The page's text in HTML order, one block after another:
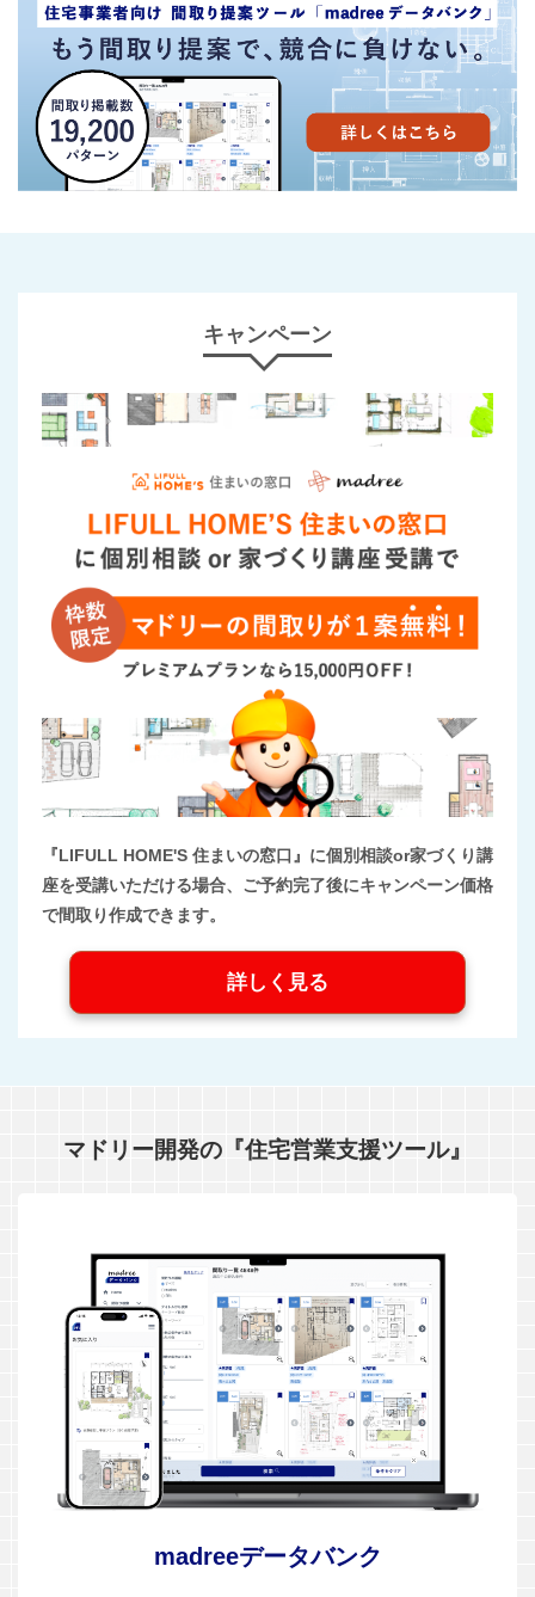
キャンペーン
『LIFULL HOME'S 住まいの窓口』に個別相談or家づくり講
座を受講いただける場合、ご予約完了後にキャンペーン価格
で間取り作成できます。
詳しく見る
マドリー開発の『住宅営業支援ツール』
madreeデータバンク